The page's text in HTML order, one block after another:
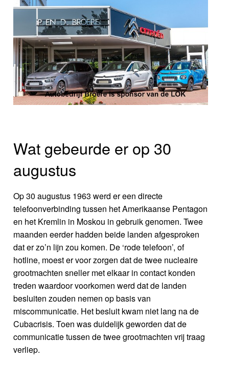
Wat gebeurde er op 30
augustus
Op 30 augustus 1963 werd er een directe
telefoonverbinding tussen het Amerikaanse Pentagon
en het Kremlin in Moskou in gebruik genomen. Twee
maanden eerder hadden beide landen afgesproken
dat er zo’n lijn zou komen. De ‘rode telefoon’, of
hotline, moest er voor zorgen dat de twee nucleaire
grootmachten sneller met elkaar in contact konden
treden waardoor voorkomen werd dat de landen
besluiten zouden nemen op basis van
miscommunicatie. Het besluit kwam niet lang na de
Cubacrisis. Toen was duidelijk geworden dat de
communicatie tussen de twee grootmachten vrij traag
verliep.